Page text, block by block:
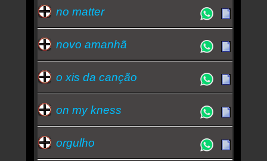
no matter
novo amanhã
o xis da canção
on my kness
orgulho